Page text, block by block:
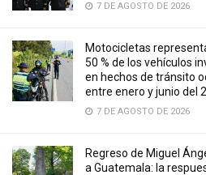
7 DE AGOSTO DE 2026
Motocicletas
50 % de los vehículos
en hechos de tránsito
entre enero y junio del
7 DE AGOSTO DE 2026
Regreso de Miguel
a Guatemala: la